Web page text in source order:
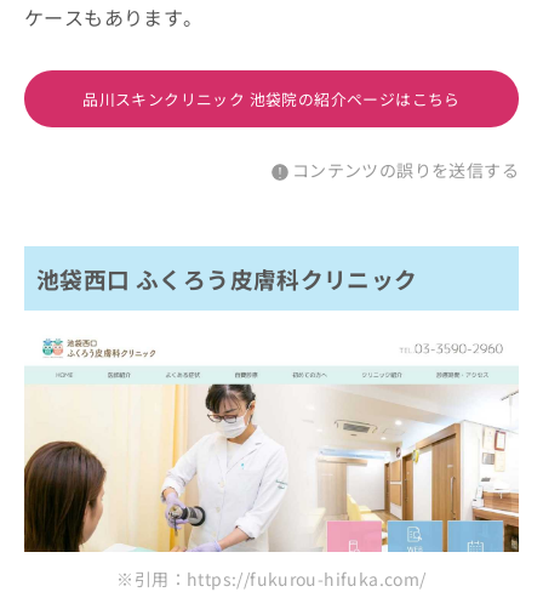
ケースもあります。
品川スキンクリニック 池袋院の紹介ページはこちら
コンテンツの誤りを送信する
池袋西口 ふくろう皮膚科クリニック
※引用：https://fukurou-hifuka.com/